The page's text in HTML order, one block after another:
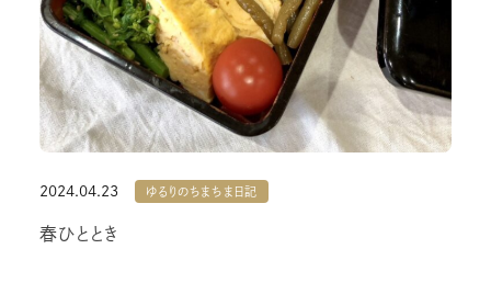
2024.04.23 ゆるりのちまちま日記
春ひととき